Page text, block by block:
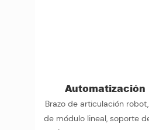
Brazo de articulación
de módulo lineal, soporte